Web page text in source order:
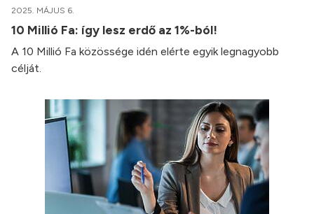
2025. MÁJUS 6.
10 Millió Fa: így lesz erdő az 1%-ból!
A 10 Millió Fa közössége idén elérte egyik legnagyobb
célját.